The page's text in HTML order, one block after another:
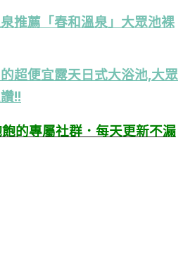
推薦「春和溫泉」大眾池裸
超便宜露天日式大浴池,大眾
!!
的專屬社群．每天更新不漏